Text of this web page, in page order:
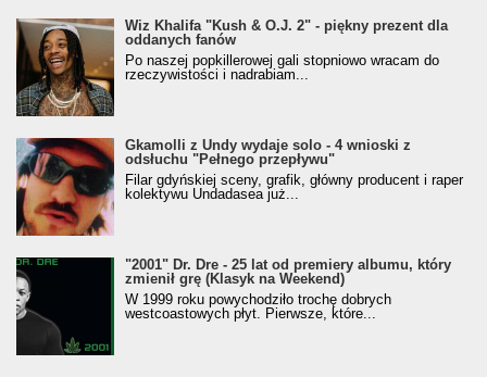
Wiz Khalifa "Kush & O.J. 2" - piękny prezent dla
oddanych fanów
Po naszej popkillerowej gali stopniowo wracam do
rzeczywistości i nadrabiam...
Gkamolli z Undy wydaje solo - 4 wnioski z
odsłuchu "Pełnego przepływu"
Filar gdyńskiej sceny, grafik, główny producent i raper
kolektywu Undadasea już...
"2001" Dr. Dre - 25 lat od premiery albumu, który
zmienił grę (Klasyk na Weekend)
W 1999 roku powychodziło trochę dobrych
westcoastowych płyt. Pierwsze, które...